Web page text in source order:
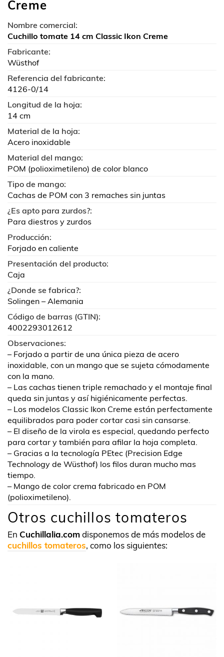
Creme
Nombre comercial:
Cuchillo tomate 14 cm Classic Ikon Creme
Fabricante:
Wüsthof
Referencia del fabricante:
4126-0/14
Longitud de la hoja:
14 cm
Material de la hoja:
Acero inoxidable
Material del mango:
POM (polioximetileno) de color blanco
Tipo de mango:
Cachas de POM con 3 remaches sin juntas
¿Es apto para zurdos?:
Para diestros y zurdos
Producción:
Forjado en caliente
Presentación del producto:
Caja
¿Donde se fabrica?:
Solingen – Alemania
Código de barras (GTIN):
4002293012612
Observaciones:
– Forjado a partir de una única pieza de acero
inoxidable, con un mango que se sujeta cómodamente
con la mano.
– Las cachas tienen triple remachado y el montaje final
queda sin juntas y así higiénicamente perfectas.
– Los modelos Classic Ikon Creme están perfectamente
equilibrados para poder cortar casi sin cansarse.
– El diseño de la virola es especial, quedando perfecto
para cortar y también para afilar la hoja completa.
– Gracias a la tecnología PEtec (Precision Edge
Technology de Wüsthof) los filos duran mucho mas
tiempo.
– Mango de color crema fabricado en POM
(polioximetileno).
Otros cuchillos tomateros
En Cuchillalia.comdisponemos de más modelos de
cuchillos tomateros, como los siguientes: